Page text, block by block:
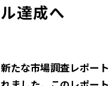
ル達成へ
新たな市場調査レポー